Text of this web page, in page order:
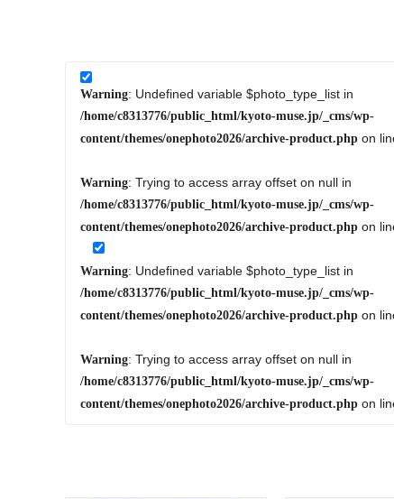
Warning: Undefined variable $photo_type_list in
/home/c8313776/public_html/kyoto-muse.jp/_cms/wp-
content/themes/onephoto2026/archive-product.php on
Warning: Trying to access array offset on null in
/home/c8313776/public_html/kyoto-muse.jp/_cms/wp-
content/themes/onephoto2026/archive-product.php on
Warning: Undefined variable $photo_type_list in
/home/c8313776/public_html/kyoto-muse.jp/_cms/wp-
content/themes/onephoto2026/archive-product.php on
Warning: Trying to access array offset on null in
/home/c8313776/public_html/kyoto-muse.jp/_cms/wp-
content/themes/onephoto2026/archive-product.php on